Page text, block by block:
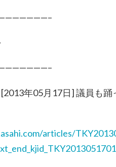
年05月17日] 議員も踊
articles/